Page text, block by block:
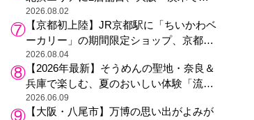
も“焼きたて”の月化粧が食べられる
2026.08.02
【京都初上陸】JR京都駅に「ちいかわベ
ーカリー」の期間限定ショップ、京都の
銘菓“おたべ”との限定コラボも
2026.08.04
【2026年最新】そうめんの聖地・奈良＆
兵庫で楽しむ、夏のおいしい体験「流し
そうめん体験」おすすめ3選
2026.06.09
【大阪・八尾市】万博の思い出がよみが